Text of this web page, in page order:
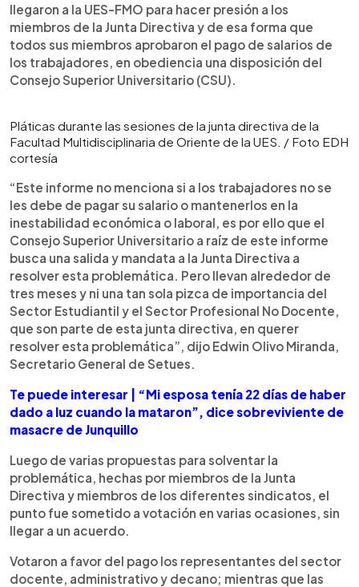
llegaron a la UES-FMO para hacer presión a los
miembros de la Junta Directiva y de esa forma que
todos sus miembros aprobaron el pago de salarios de
los trabajadores, en obediencia una disposición del
Consejo Superior Universitario (CSU).
Pláticas durante las sesiones de la junta directiva de la
Facultad Multidisciplinaria de Oriente de la UES. / Foto EDH
cortesía
“Este informe no menciona si a los trabajadores no se
les debe de pagar su salario o mantenerlos en la
inestabilidad económica o laboral, es por ello que el
Consejo Superior Universitario a raíz de este informe
busca una salida y mandata a la Junta Directiva a
resolver esta problemática. Pero llevan alrededor de
tres meses y ni una tan sola pizca de importancia del
Sector Estudiantil y el Sector Profesional No Docente,
que son parte de esta junta directiva, en querer
resolver esta problemática”, dijo Edwin Olivo Miranda,
Secretario General de Setues.
Te puede interesar | “Mi esposa tenía 22 días de haber
dado a luz cuando la mataron”, dice sobreviviente de
masacre de Junquillo
Luego de varias propuestas para solventar la
problemática, hechas por miembros de la Junta
Directiva y miembros de los diferentes sindicatos, el
punto fue sometido a votación en varias ocasiones, sin
llegar a un acuerdo.
Votaron a favor del pago los representantes del sector
docente, administrativo y decano; mientras que las